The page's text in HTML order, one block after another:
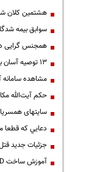
هشتمین کلان
سوابق بیمه
همجنس گرایی
13 توصیه آسان برای رفع بوی بد دهان
مشاهده سامانه
حكم آيت‌الله
سایتهای
دعايي كه
جزئیات جدید
آموزش ساخت Apple ID برای کاربران ایرانی